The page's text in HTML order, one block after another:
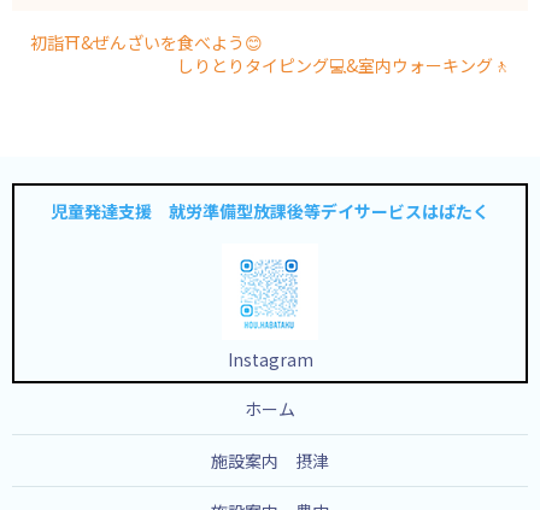
初詣⛩&ぜんざいを食べよう😊
しりとりタイピング💻&室内ウォーキング🚶
児童発達支援 就労準備型放課後等デイサービスはばたく
Instagram
ホーム
施設案内 摂津